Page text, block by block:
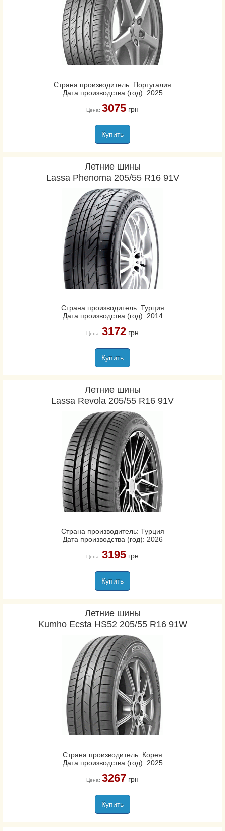
Страна производитель: Португалия
Дата производства (год): 2025
Цена: 3075грн
Купить
Летние шины
Lassa Phenoma 205/55 R16 91V
Страна производитель: Турция
Дата производства (год): 2014
Цена: 3172грн
Купить
Летние шины
Lassa Revola 205/55 R16 91V
Страна производитель: Турция
Дата производства (год): 2026
Цена: 3195грн
Купить
Летние шины
Kumho Ecsta HS52 205/55 R16 91W
Страна производитель: Корея
Дата производства (год): 2025
Цена: 3267грн
Купить